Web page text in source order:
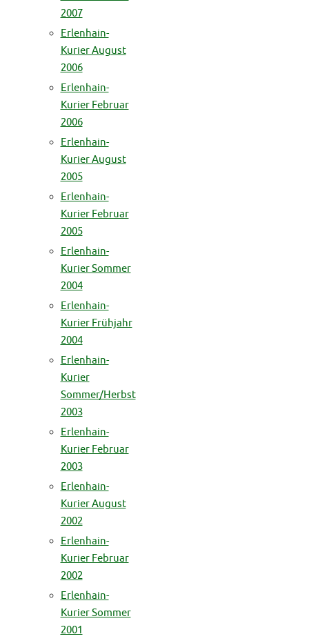
2007
Erlenhain-
Kurier August
2006
Erlenhain-
Kurier Februar
2006
Erlenhain-
Kurier August
2005
Erlenhain-
Kurier Februar
2005
Erlenhain-
Kurier Sommer
2004
Erlenhain-
Kurier Frühjahr
2004
Erlenhain-
Kurier
Sommer/Herbst
2003
Erlenhain-
Kurier Februar
2003
Erlenhain-
Kurier August
2002
Erlenhain-
Kurier Februar
2002
Erlenhain-
Kurier Sommer
2001